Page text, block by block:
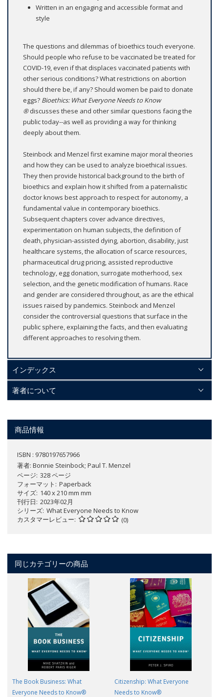
Written in an engaging and accessible format and
style
The questions and dilemmas of bioethics touch everyone.
Should people who refuse to be vaccinated be treated for
COVID-19, even if that displaces vaccinated patients with
other serious conditions? What restrictions on abortion
should there be, if any? Should women be paid to donate
eggs? Bioethics: What Everyone Needs to Know
®discusses these and other similar questions facing the
public today--as well as providing a way for thinking
deeply about them.
Steinbock and Menzel first examine major moral theories
and how they can be used to analyze bioethical issues.
They then provide historical background to the birth of
bioethics and explain how it shifted from a paternalistic
doctor knows best approach to respect for autonomy, a
fundamental value in contemporary bioethics.
Subsequent chapters cover advance directives,
experimentation on human subjects, the definition of
death, physician-assisted dying, abortion, disability, just
healthcare systems, the allocation of scarce resources,
pharmaceutical drug pricing, assisted reproductive
technology, egg donation, surrogate motherhood, sex
selection, and the genetic modification of humans. Race
and gender are considered throughout, as are the ethical
issues raised by pandemics. Steinbock and Menzel
consider the controversial questions that surface in the
public sphere, explaining the facts, and then evaluating
different approaches to resolving them.
インデックス
著者について
商品情報
ISBN : 9780197657966
著者: Bonnie Steinbock; Paul T. Menzel
ページ 328 ページ
フォーマット
Paperback
サイズ 140 x 210 mm mm
刊行日 2023年02月
シリーズ What Everyone Needs to Know
カスタマーレビュー
(0)
同じカテゴリーの商品
The Book Business: What
Everyone Needs to Know®
Citizenship: What Everyone
Needs to Know®